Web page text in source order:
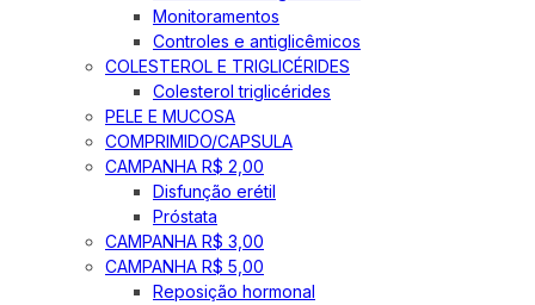
Monitoramentos
Controles e antiglicêmicos
COLESTEROL E TRIGLICÉRIDES
Colesterol triglicérides
PELE E MUCOSA
COMPRIMIDO/CAPSULA
CAMPANHA R$ 2,00
Disfunção erétil
Próstata
CAMPANHA R$ 3,00
CAMPANHA R$ 5,00
Reposição hormonal